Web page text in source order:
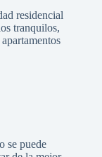
residencial
tranquilos,
se puede